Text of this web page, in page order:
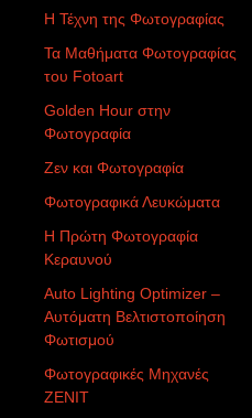
Η Τέχνη της Φωτογραφίας
Τα Μαθήματα Φωτογραφίας
του Fotoart
Golden Hour στην
Φωτογραφία
Ζεν και Φωτογραφία
Φωτογραφικά Λευκώματα
Η Πρώτη Φωτογραφία
Κεραυνού
Auto Lighting Optimizer –
Αυτόματη Βελτιστοποίηση
Φωτισμού
Φωτογραφικές Μηχανές
ZENIT